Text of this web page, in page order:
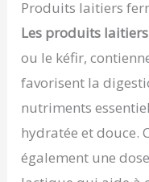
Produits laitiers
Les produits
ou le kéfir,
favorisent la
nutriments
hydratée et douce.
également une